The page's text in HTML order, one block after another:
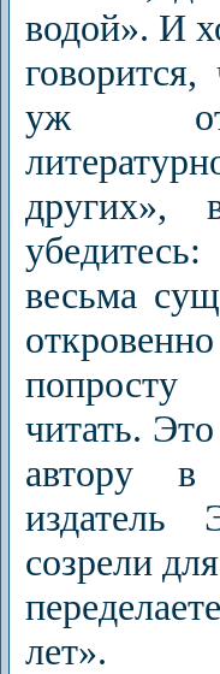
водой». И
уж
других»,
весьма
читать.
автору
созрели
лет».